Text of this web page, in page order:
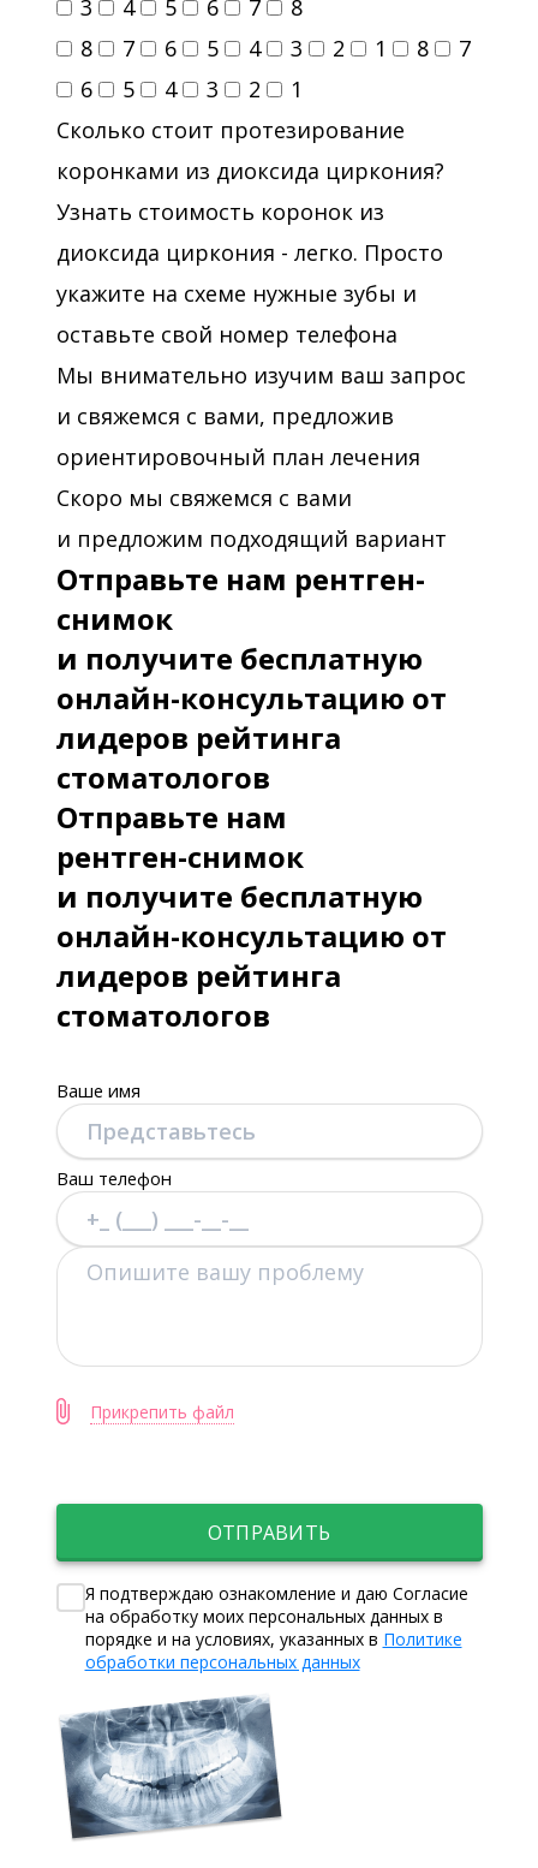
3 4 5 6 7
8
8
7 6 5 4 3 2 1 8
7
6
5 4 3 2
1
Сколько стоит протезирование
коронками из диоксида циркония?
Узнать стоимость коронок из
диоксида циркония - легко. Просто
укажите на схеме нужные зубы и
оставьте свой номер телефона
Мы внимательно изучим ваш запрос
и свяжемся с вами, предложив
ориентировочный план лечения
Скоро мы свяжемся с вами
и предложим подходящий вариант
Отправьте нам рентген-
снимок
и получите бесплатную
онлайн-консультацию от
лидеров рейтинга
стоматологов
Отправьте нам
рентген-снимок
и получите бесплатную
онлайн-консультацию от
лидеров рейтинга
стоматологов
Ваше имя
Ваш телефон
Прикрепить файл
ОТПРАВИТЬ
Я подтверждаю ознакомление и даю Согласие
на обработку моих персональных данных в
порядке и на условиях, указанных в Политике
обработки персональных данных